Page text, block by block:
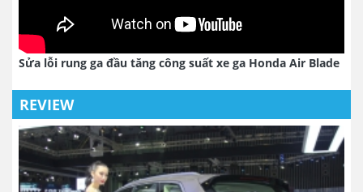
Sửa lỗi rung ga đầu tăng công suất xe ga Honda Air Blade
REVIEW